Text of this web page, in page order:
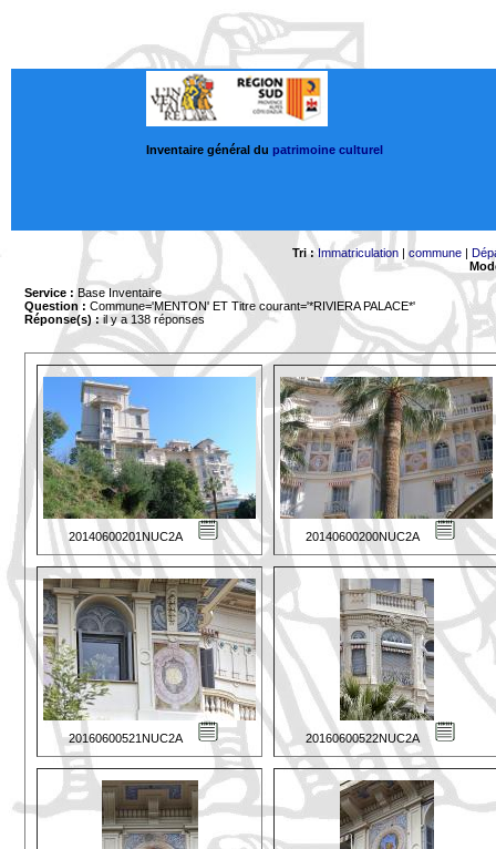
Inventaire général du patrimoine culturel
Tri : Immatriculation |commune |
Service : Base Inventaire
Question : Commune='MENTON' ET Titre courant='*RIVIERA PALACE*'
Réponse(s) :il y a 138 réponses
20140600201NUC2A 20140600200NUC2A
20160600521NUC2A 20160600522NUC2A